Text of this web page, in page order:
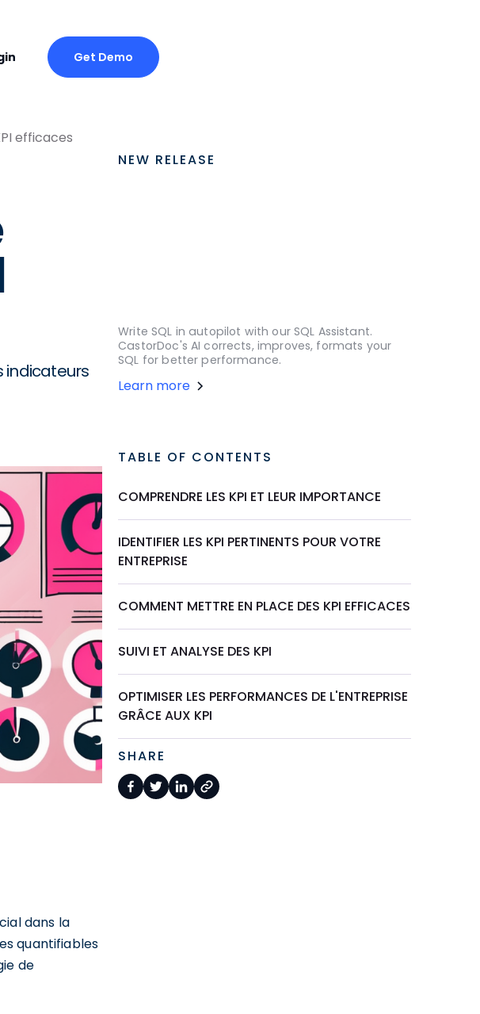
Get Demo
efficaces
indicateurs
dans la
quantifiables
de
NEW RELEASE
Write SQL in autopilot with our SQL Assistant.
CastorDoc's AI corrects, improves, formats your
SQL for better performance.
Learn more
TABLE OF CONTENTS
COMPRENDRE LES KPI ET LEUR IMPORTANCE
IDENTIFIER LES KPI PERTINENTS POUR VOTRE
ENTREPRISE
COMMENT METTRE EN PLACE DES KPI EFFICACES
SUIVI ET ANALYSE DES KPI
OPTIMISER LES PERFORMANCES DE L'ENTREPRISE
GRÂCE AUX KPI
SHARE